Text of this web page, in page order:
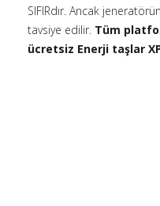
SIFIRdır. Ancak
tavsiye edilir. Tüm
ücretsiz Enerji taşlar